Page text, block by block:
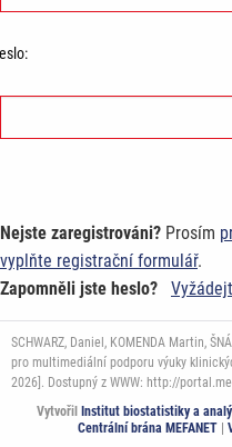
Nejste zaregistrováni? Prosím
vyplňte registrační formulář.
Zapomněli jste heslo?
SCHWARZ, Daniel, KOMENDA Martin,
pro multimediální podporu výuky
2026]. Dostupný z WWW: http://
Vytvořil
Institut biostatistiky a
Centrální brána MEFANET|